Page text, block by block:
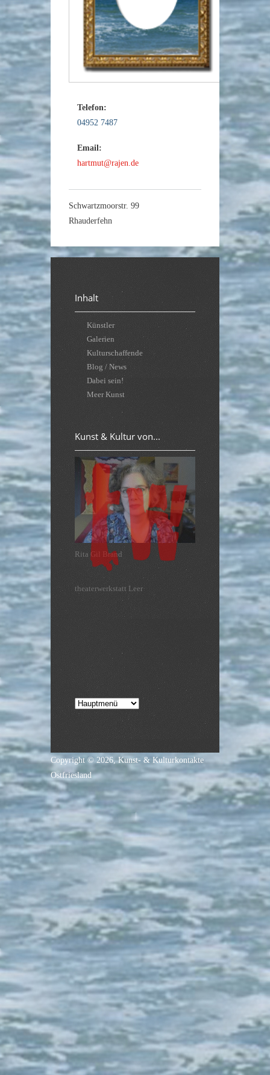
Telefon:
04952 7487
Email:
hartmut@rajen.de
Schwartzmoorstr. 99
Rhauderfehn
Inhalt
Künstler
Galerien
Kulturschaffende
Blog / News
Dabei sein!
Meer Kunst
Kunst & Kultur von...
theaterwerkstatt Leer
Copyright © 2026,Kunst- & Kulturkontakte
Ostfriesland